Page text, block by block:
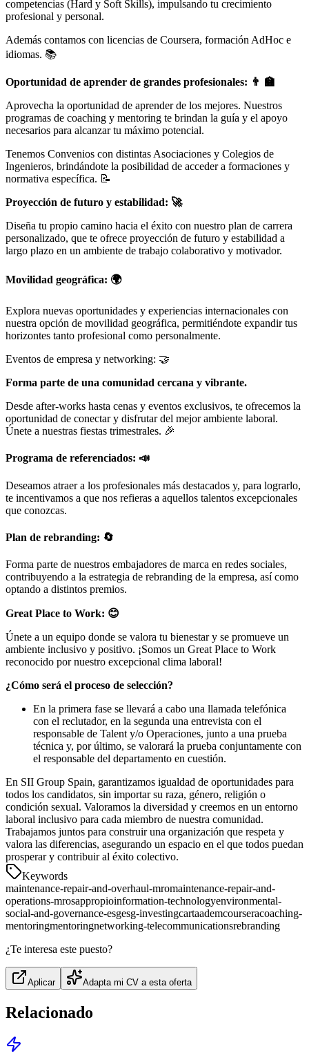
competencias (Hard y Soft Skills), impulsando tu crecimiento
profesional y personal.
Además contamos con licencias de Coursera, formación AdHoc e
idiomas. 📚
Oportunidad de aprender de grandes profesionales: 👨 🏫
Aprovecha la oportunidad de aprender de los mejores. Nuestros
programas de coaching y mentoring te brindan la guía y el apoyo
necesarios para alcanzar tu máximo potencial.
Tenemos Convenios con distintas Asociaciones y Colegios de
Ingenieros, brindándote la posibilidad de acceder a formaciones y
normativa específica. 📝
Proyección de futuro y estabilidad: 🚀
Diseña tu propio camino hacia el éxito con nuestro plan de carrera
personalizado, que te ofrece proyección de futuro y estabilidad a
largo plazo en un ambiente de trabajo colaborativo y motivador.
Movilidad geográfica: 🌍
Explora nuevas oportunidades y experiencias internacionales con
nuestra opción de movilidad geográfica, permitiéndote expandir tus
horizontes tanto profesional como personalmente.
Eventos de empresa y networking: 🤝
Forma parte de una comunidad cercana y vibrante.
Desde after-works hasta cenas y eventos exclusivos, te ofrecemos la
oportunidad de conectar y disfrutar del mejor ambiente laboral.
Únete a nuestras fiestas trimestrales. 🎉
Programa de referenciados: 📣
Deseamos atraer a los profesionales más destacados y, para lograrlo,
te incentivamos a que nos refieras a aquellos talentos excepcionales
que conozcas.
Plan de rebranding: 🔄
Forma parte de nuestros embajadores de marca en redes sociales,
contribuyendo a la estrategia de rebranding de la empresa, así como
optando a distintos premios.
Great Place to Work: 😊
Únete a un equipo donde se valora tu bienestar y se promueve un
ambiente inclusivo y positivo. ¡Somos un Great Place to Work
reconocido por nuestro excepcional clima laboral!
¿Cómo será el proceso de selección?
En la primera fase se llevará a cabo una llamada telefónica
con el reclutador, en la segunda una entrevista con el
responsable de Talent y/o Operaciones, junto a una prueba
técnica y, por último, se valorará la prueba conjuntamente con
el responsable del departamento en cuestión.
En SII Group Spain, garantizamos igualdad de oportunidades para
todos los candidatos, sin importar su raza, género, religión o
condición sexual. Valoramos la diversidad y creemos en un entorno
laboral inclusivo para cada miembro de nuestra comunidad.
Trabajamos juntos para construir una organización que respeta y
valora las diferencias, asegurando un espacio en el que todos puedan
prosperar y contribuir al éxito colectivo.
Keywords
maintenance-repair-and-overhaul-mromaintenance-repair-and-
operations-mrosappropioinformation-technologyenvironmental-
social-and-governance-esgesg-investingcartaademcourseracoaching-
mentoringmentoringnetworking-telecommunicationsrebranding
¿Te interesa este puesto?
Aplicar Adapta mi CV a esta oferta
Relacionado